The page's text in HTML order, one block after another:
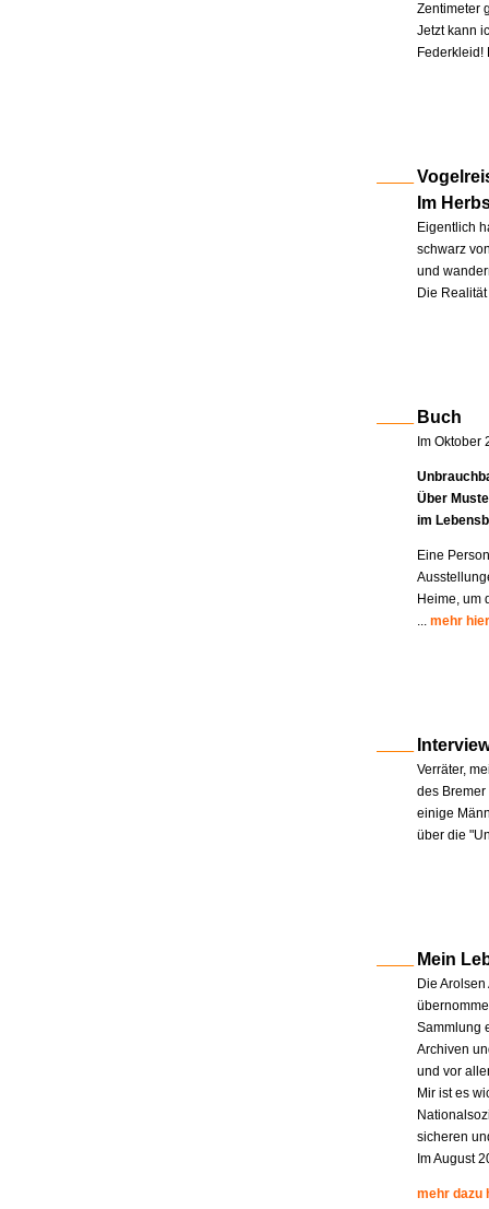
Zentimeter
Jetzt kann
Im
Eigentlich
schwarz
und
Die
Buch
Im Oktober
Über
im
Eine
Heime, um
... mehr hier
Verräter,
des
einige
über die
Mein
Die
Sammlung
Archiven
und vor
Mir ist es
sicheren
Im August
mehr dazu